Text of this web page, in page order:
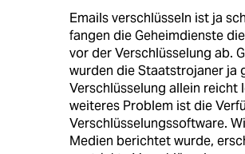
Emails verschlüsseln ist ja
fangen die Geheimdienste
vor der Verschlüsselung ab.
wurden die Staatstrojaner ja
Verschlüsselung allein reicht
weiteres Problem ist die
Verschlüsselungssoftware.
Medien berichtet wurde,